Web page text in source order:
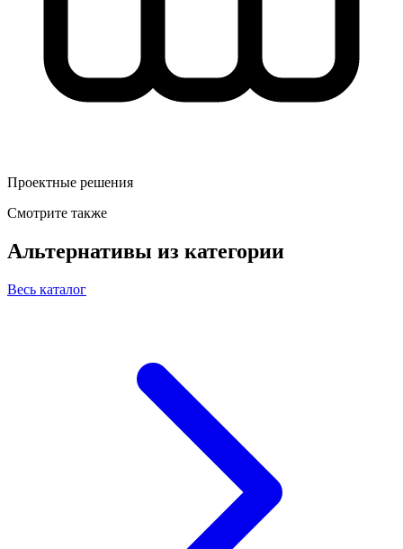
Проектные решения
Смотрите также
Альтернативы из категории
Весь каталог